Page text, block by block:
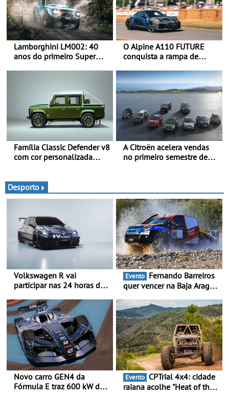
Lamborghini LM002: 40
anos do primeiro Super
terreno com motor V12 que
abriu caminho para a
família Urus
O Alpine A110 FUTURE
conquista a rampa de
dinâmica a nível mundial -
O protótipo de
desenvolvimento do Alpine
A110 FUTURE fez a sua
estreia dinâmica, em
público
Família Classic Defender v8
com cor personalizada
A Citroën acelera vendas
no primeiro semestre de
Desporto
Volkswagen R vai
participar nas 24 horas de
ano em que assinala o 25.º
aniversário da Marca de
performance premium
Evento
quer vencer na Baja Aragón
título da Taça do Mundo de
Bajas
Novo carro GEN4 da
Fórmula E traz 600 kW de
Evento
raiana acolhe "Heat of the